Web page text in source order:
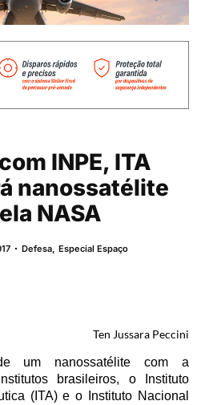
INPE, ITA
nanossatélite
NASA
Defesa,Especial Espaço
Ten Jussara Peccini
um nanossatélite com a
brasileiros, o Instituto
(ITA) e o Instituto Nacional